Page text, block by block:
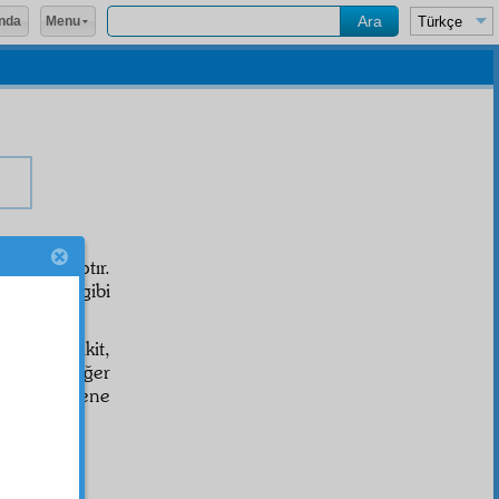
bir kaptır.
sicim gibi
ettiği vakit,
et. Eğer
vazifene
Menu